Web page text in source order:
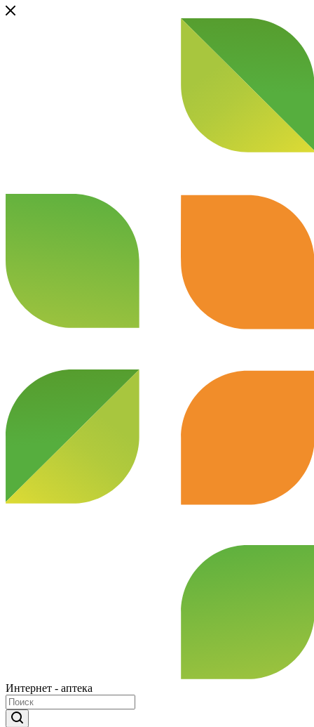
Интернет - аптека